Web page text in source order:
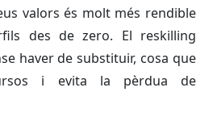
valors és molt més rendible
des de zero. El reskilling
haver de substituir, cosa que
i evita la pèrdua de